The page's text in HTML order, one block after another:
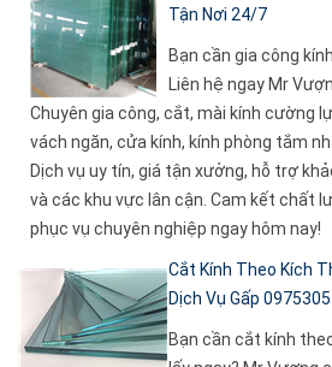
Tận Nơi 24/7
Bạn cần gia công
Liên hệ ngay Mr
Chuyên gia công, cắt, mài kính cường
vách ngăn, cửa kính, kính phòng tắm
Dịch vụ uy tín, giá tận xưởng, hỗ trợ
và các khu vực lân cận. Cam kết chất
phục vụ chuyên nghiệp ngay hôm nay!
Cắt Kính Theo Kích
Dịch Vụ Gấp
Bạn cần cắt kính